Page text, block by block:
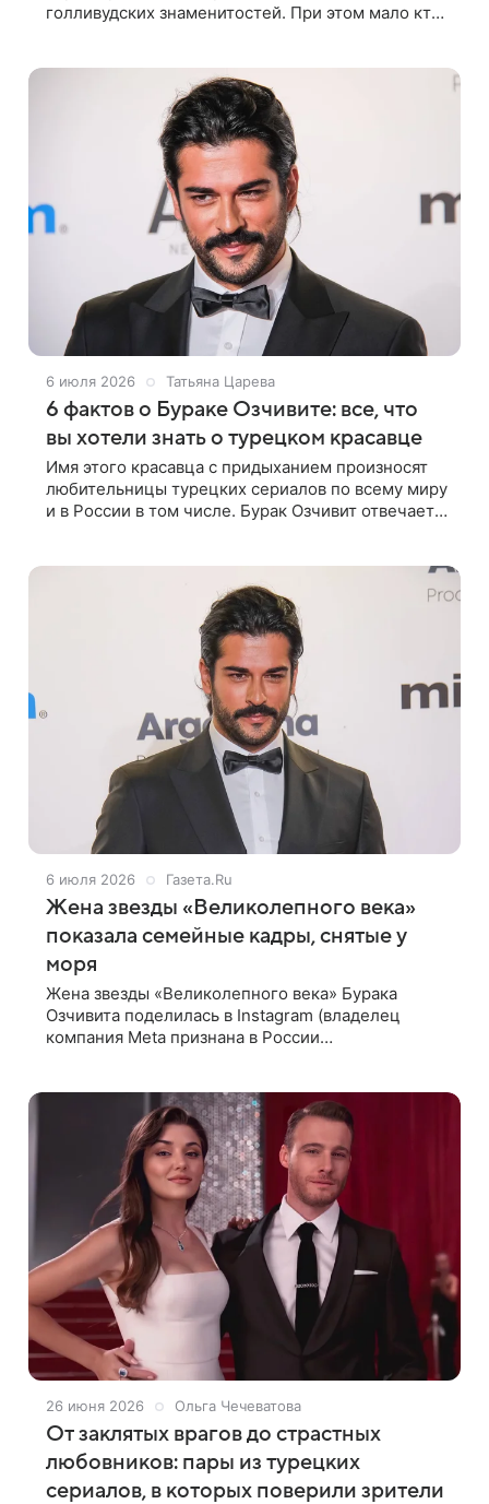
голливудских знаменитостей. При этом мало кто
6 июля 2026 Татьяна Царева
6 фактов о Бураке Озчивите: все, что
вы хотели знать о турецком красавце
Имя этого красавца с придыханием произносят
любительницы турецких сериалов по всему миру
и в России в том числе. Бурак Озчивит отвечает
6 июля 2026 Газета.Ru
Жена звезды «Великолепного века»
показала семейные кадры, снятые у
моря
Жена звезды «Великолепного века» Бурака
Озчивита поделилась в Instagram (владелец
компания Meta признана в России
позировала с мужем
26 июня 2026 Ольга Чечеватова
От заклятых врагов до страстных
любовников: пары из турецких
сериалов, в которых поверили зрители